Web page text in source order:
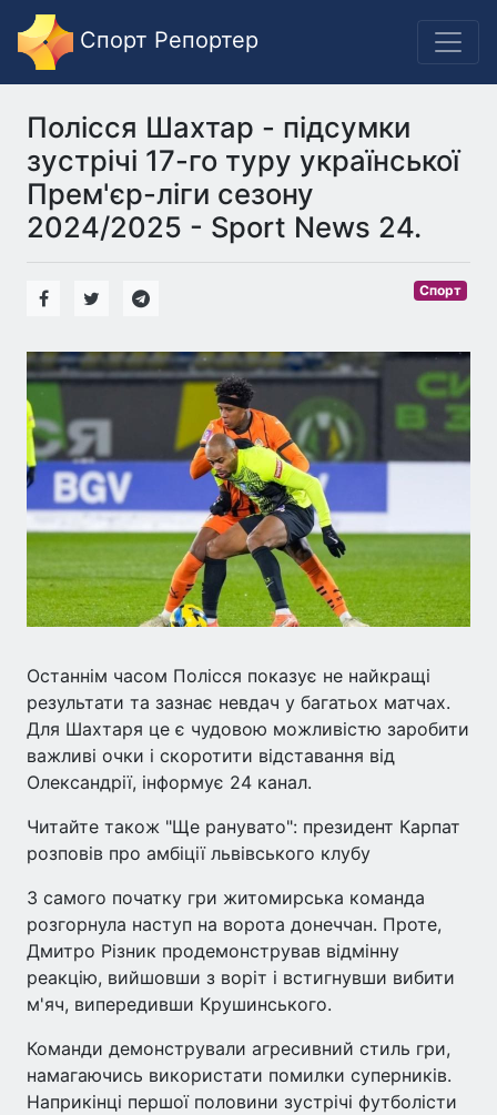
Спорт Репортер
Полісся Шахтар - підсумки
зустрічі 17-го туру української
Прем'єр-ліги сезону
2024/2025 - Sport News 24.
Спорт
Останнім часом Полісся показує не найкращі
результати та зазнає невдач у багатьох матчах.
Для Шахтаря це є чудовою можливістю заробити
важливі очки і скоротити відставання від
Олександрії, інформує 24 канал.
Читайте також "Ще ранувато": президент Карпат
розповів про амбіції львівського клубу
З самого початку гри житомирська команда
розгорнула наступ на ворота донеччан. Проте,
Дмитро Різник продемонстрував відмінну
реакцію, вийшовши з воріт і встигнувши вибити
м'яч, випередивши Крушинського.
Команди демонстрували агресивний стиль гри,
намагаючись використати помилки суперників.
Наприкінці першої половини зустрічі футболісти